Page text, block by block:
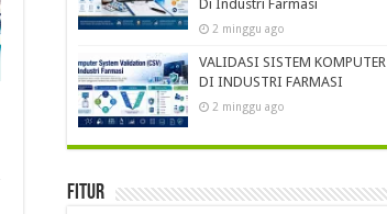
Di Industri Farmasi
2 minggu ago
VALIDASI SISTEM KOMPUTER
DI INDUSTRI FARMASI
2 minggu ago
Fitur